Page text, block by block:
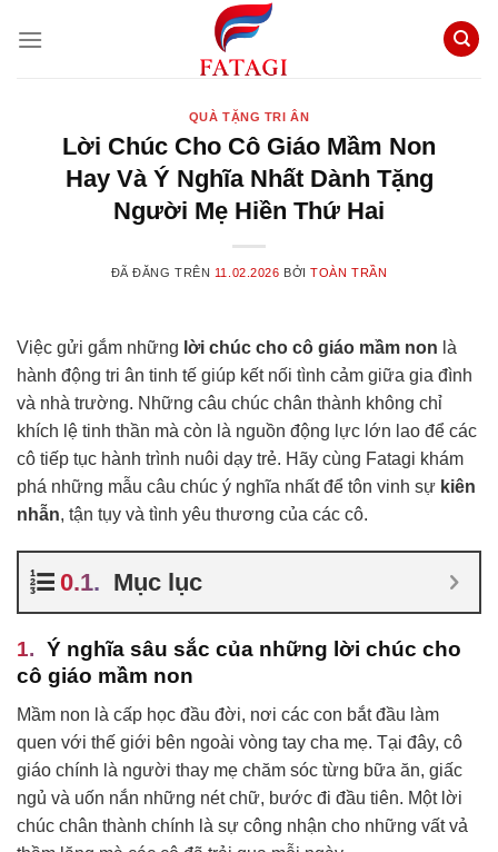
đến
QUÀ TẶNG TRI ÂN
Lời Chúc Cho Cô Giáo Mầm Non
Hay Và Ý Nghĩa Nhất Dành Tặng
Người Mẹ Hiền Thứ Hai
ĐÃ ĐĂNG TRÊN 11.02.2026 BỞITOÀN TRẦN
Việc gửi gắm những lời chúc cho cô giáo mầm non là
hành động tri ân tinh tế giúp kết nối tình cảm giữa gia đình
và nhà trường. Những câu chúc chân thành không chỉ
khích lệ tinh thần mà còn là nguồn động lực lớn lao để các
cô tiếp tục hành trình nuôi dạy trẻ. Hãy cùng Fatagi khám
phá những mẫu câu chúc ý nghĩa nhất để tôn vinh sự kiên
nhẫn, tận tụy và tình yêu thương của các cô.
Mục lục
Ý nghĩa sâu sắc của những lời chúc cho
cô giáo mầm non
Mầm non là cấp học đầu đời, nơi các con bắt đầu làm
quen với thế giới bên ngoài vòng tay cha mẹ. Tại đây, cô
giáo chính là người thay mẹ chăm sóc từng bữa ăn, giấc
ngủ và uốn nắn những nét chữ, bước đi đầu tiên. Một lời
chúc chân thành chính là sự công nhận cho những vất vả